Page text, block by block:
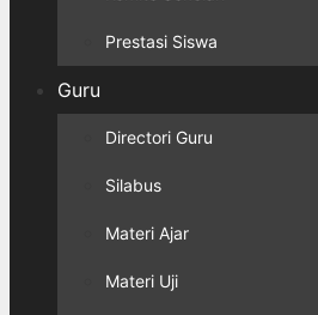
Prestasi Siswa
Guru
Directori Guru
Silabus
Materi Ajar
Materi Uji